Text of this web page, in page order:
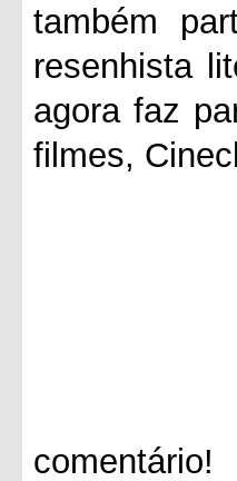
também
resenhista
agora faz
filmes,
E você,
comentário!